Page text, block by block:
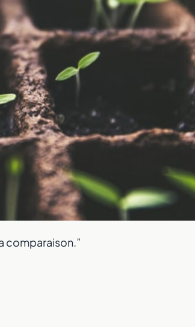
comparaison.”